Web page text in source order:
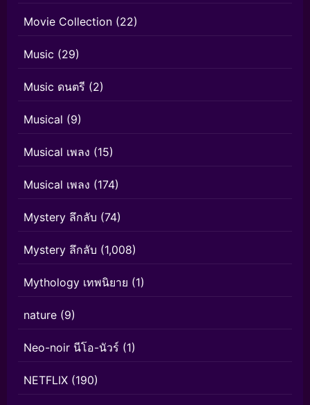
Movie Collection (22)
Music (29)
Music ดนตรี (2)
Musical (9)
Musical เพลง (15)
Musical เพลง (174)
Mystery ลึกลับ (74)
Mystery ลึกลับ (1,008)
Mythology เทพนิยาย (1)
nature (9)
Neo-noir นีโอ-นัวร์ (1)
NETFLIX (190)